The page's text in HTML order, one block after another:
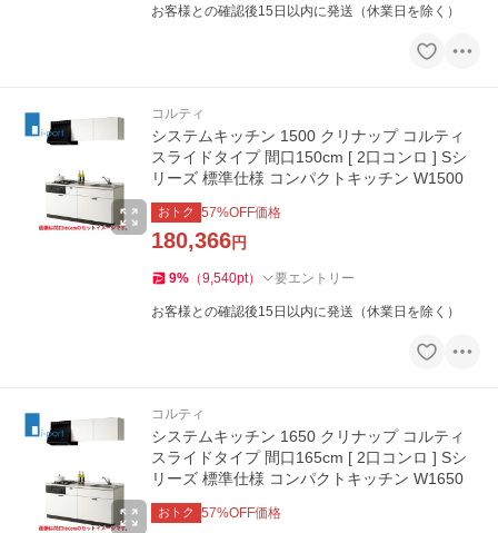
お客様との確認後15日以内に発送（休業日を除く）
コルティ
システムキッチン 1500 クリナップ コルティ
スライドタイプ 間口150cm [ 2口コンロ ] Sシ
リーズ 標準仕様 コンパクトキッチン W1500
おトク 57%OFF価格
180,366円
9% （9,540pt） 要エントリー
お客様との確認後15日以内に発送（休業日を除く）
コルティ
システムキッチン 1650 クリナップ コルティ
スライドタイプ 間口165cm [ 2口コンロ ] Sシ
リーズ 標準仕様 コンパクトキッチン W1650
おトク 57%OFF価格